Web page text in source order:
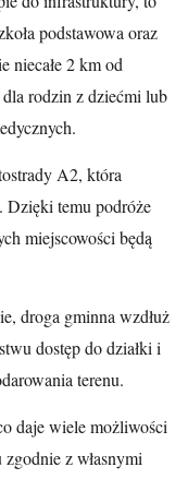
podstawowa oraz
niecałe 2 km od
dla rodzin z dziećmi lub
A2, która
Dzięki temu podróże
miejscowości będą
droga gminna wzdłuż
dostęp do działki i
terenu.
daje wiele możliwości
z własnymi